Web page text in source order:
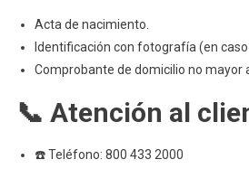
Acta de nacimiento.
Identificación con fotografía (en caso
Comprobante de domicilio no mayor
📞 Atención al
☎️ Teléfono: 800 433 2000